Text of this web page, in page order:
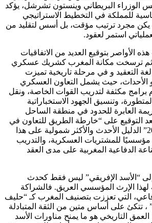
الوزراء البريطاني وينستون تشرشل، يؤكد
للمملكة في التخطيط الاستراتيجي
يكن مجرد ترتيب مؤقت، بل أسس لتقليد من
استمر لعقود.
الأواصر بتوقيع العديد من الاتفاقيات
ثم ترسخت مكانة المغرب كشريك عسكري
التعقيد و في مرحلة تاريخية تميزت
و الأحداث، حيث يشمل التعاون العسكري
برامج مكثفة لتدريب القوات الخاصة، ونقل
وتنسيق الجهود الاستخباراتية
العابرة للحدود في منطقة الساحل
التوقيع على “خارطة الطريق للتعاون في
مجال الدفاع 2020-2030” الدليل الأحدث والأكثر شمولية على هذا
مؤسسيًا للمشتريات العسكرية، والتدريب
الدفاعية المغربية على مدى العقد
“الأسد الإفريقي” ليس فقط كحدث
لهذا الإرث المؤسسي العريق. فالشراكة
التي تعززت بتصنيف المغرب كـ “حليف
، تتكئ على أساس متين من الثقة المتبادلة
التاريخي هو ما يمنح مناورات الأسد